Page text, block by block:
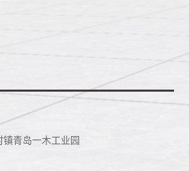
青岛一木工业园